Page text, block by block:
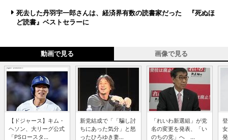
死去した丹羽宇一郎さんは、経済界有数の読書家だった 『死ぬほ
ど読書』ベストセラーに
動画で見る 画像で見る
【ドジャース】キム・
ヘソン、大リーグ公式
「PSロースタ...
新党結成で「「騙し討
ちにあった気分」と怒
ったひろゆき妻...
「れいわ新選組」が党
名の変更を発表、「い
のちの党」へ ...